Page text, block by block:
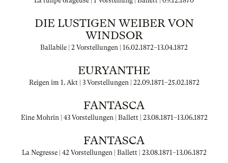
DIE LUSTIGEN WEIBER VON
WINDSOR
Ballabile | 2 Vorstellungen | 16.02.1872–13.04.1872
EURYANTHE
Reigen im 1. Akt | 3 Vorstellungen | 22.09.1871–25.02.1872
FANTASCA
Eine Mohrin | 43 Vorstellungen | Ballett | 23.08.1871–13.06.1872
FANTASCA
La Negresse | 42 Vorstellungen | Ballett | 23.08.1871–13.06.1872